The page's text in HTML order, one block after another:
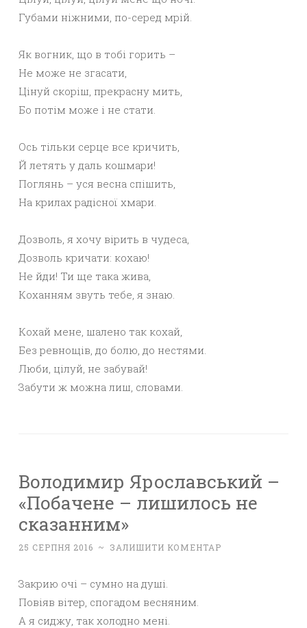
Губами ніжними, по-серед мрій.
Як вогник, що в тобі горить –
Не може не згасати,
Цінуй скоріш, прекрасну мить,
Бо потім може і не стати.
Ось тільки серце все кричить,
Й летять у даль кошмари!
Поглянь – уся весна спішить,
На крилах радісної хмари.
Дозволь, я хочу вірить в чудеса,
Дозволь кричати: кохаю!
Не йди! Ти ще така жива,
Коханням звуть тебе, я знаю.
Кохай мене, шалено так кохай,
Без ревнощів, до болю, до нестями.
Люби, цілуй, не забувай!
Забути ж можна лиш, словами.
Володимир Ярославський –
«Побачене – лишилось не
сказанним»
25 СЕРПНЯ 2016 ~ ЗАЛИШИТИ КОМЕНТАР
Закрию очі – сумно на душі.
Повіяв вітер, спогадом весняним.
А я сиджу, так холодно мені.